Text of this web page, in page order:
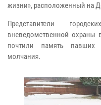
жизни», расположенный на
Представители
вневедомственной
почтили память павших
молчания.